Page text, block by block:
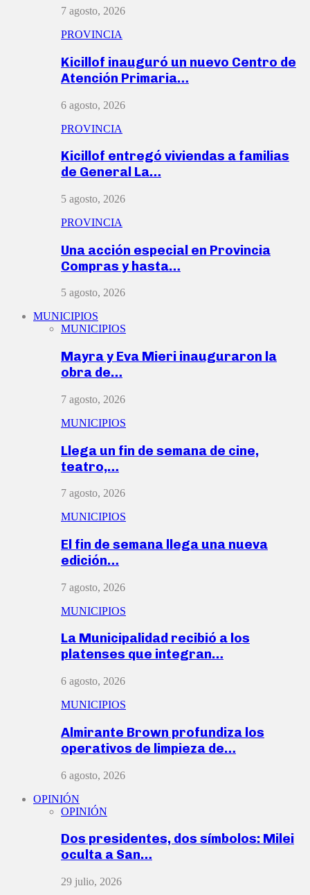
7 agosto, 2026
PROVINCIA
Kicillof inauguró un nuevo Centro de
Atención Primaria…
6 agosto, 2026
PROVINCIA
Kicillof entregó viviendas a familias
de General La…
5 agosto, 2026
PROVINCIA
Una acción especial en Provincia
Compras y hasta…
5 agosto, 2026
MUNICIPIOS
MUNICIPIOS
Mayra y Eva Mieri inauguraron la
obra de…
7 agosto, 2026
MUNICIPIOS
Llega un fin de semana de cine,
teatro,…
7 agosto, 2026
MUNICIPIOS
El fin de semana llega una nueva
edición…
7 agosto, 2026
MUNICIPIOS
La Municipalidad recibió a los
platenses que integran…
6 agosto, 2026
MUNICIPIOS
Almirante Brown profundiza los
operativos de limpieza de…
6 agosto, 2026
OPINIÓN
OPINIÓN
Dos presidentes, dos símbolos: Milei
oculta a San…
29 julio, 2026